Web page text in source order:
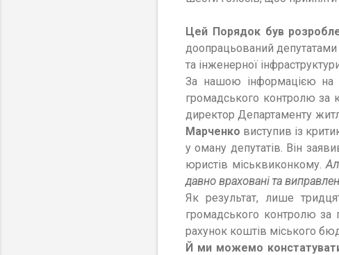
Цей Порядок був
доопрацьований депутатами
та інженерної
За нашою інформацією на
громадського контролю за
директор Департаменту
Марченко виступив із
у оману депутатів. Він
юристів міськвиконкому.
давно враховані та
Як результат, лише
громадського контролю за
рахунок коштів міського
Й ми можемо